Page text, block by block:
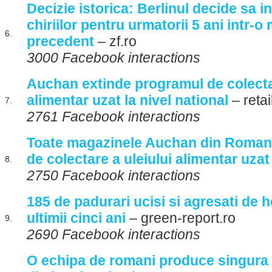
6.
Decizie istorica: Berlinul decide sa
chiriilor pentru urmatorii 5 ani intr-o
precedent – zf.ro
3000 Facebook interactions
7.
Auchan extinde programul de
alimentar uzat la nivel national –
2761 Facebook interactions
8.
Toate magazinele Auchan din
de colectare a uleiului alimentar uzat
2750 Facebook interactions
9.
185 de padurari ucisi si agresati de
ultimii cinci ani – green-report.ro
2690 Facebook interactions
O echipa de romani produce